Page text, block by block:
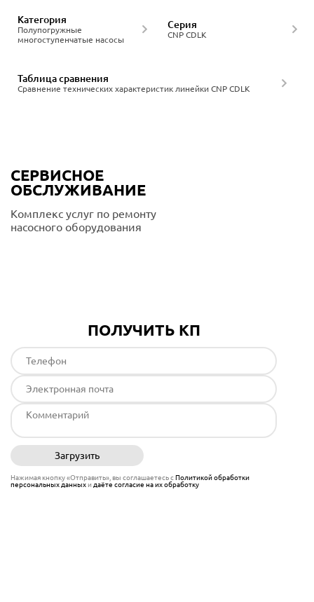
Полупогружные
многоступенчатые насосы
Категория
CNP CDLK
Серия
Сравнение технических характеристик линейки CNP CDLK
Таблица сравнения
СЕРВИСНОЕ
ОБСЛУЖИВАНИЕ
Комплекс услуг по ремонту
насосного оборудования
ПОЛУЧИТЬ КП
Загрузить
Нажимая кнопку «Отправить», вы соглашаетесь сПолитикой обработки
персональных данныхи даёте согласие на их обработку